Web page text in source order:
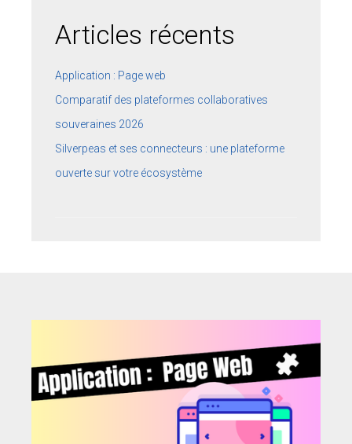
Articles récents
Application : Page web
Comparatif des plateformes collaboratives
souveraines 2026
Silverpeas et ses connecteurs : une plateforme
ouverte sur votre écosystème